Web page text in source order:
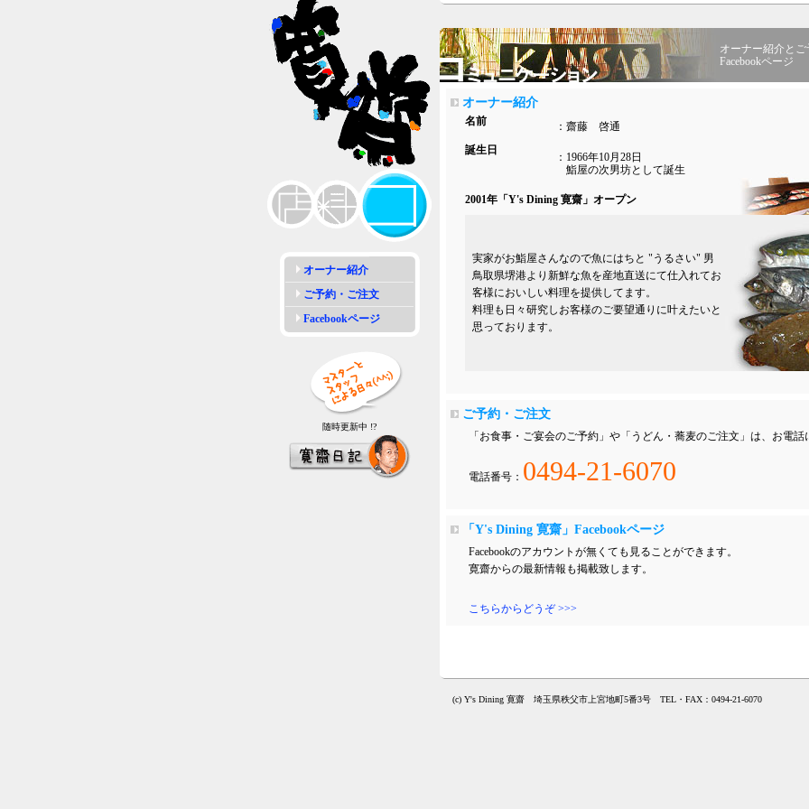
オーナー紹介
ご予約・ご注文
Facebookページ
随時更新中 !?
オーナー紹介と
Facebookページ
オーナー紹介
名前
：齋藤 啓通
誕生日
：1966年10月28日
鮨屋の次男坊として誕生
2001年「Y's Dining 寛齋」オープン
実家がお鮨屋さんなので魚にはちと "うるさい" 男
鳥取県堺港より新鮮な魚を産地直送にて仕入れてお
客様においしい料理を提供してます。
料理も日々研究しお客様のご要望通りに叶えたいと
思っております。
ご予約・ご注文
「お食事・ご宴会のご予約」や「うどん・蕎麦のご注文」は、お電話
電話番号： 0494-21-6070
「Y's Dining 寛齋」Facebookページ
Facebookのアカウントが無くても見ることができます。
寛齋からの最新情報も掲載致します。
こちらからどうぞ >>>
(c) Y's Dining 寛齋 埼玉県秩父市上宮地町5番3号 TEL・FAX：0494-21-6070